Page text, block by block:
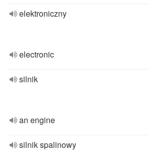
elektroniczny
electronic
silnik
an engine
silnik spalinowy